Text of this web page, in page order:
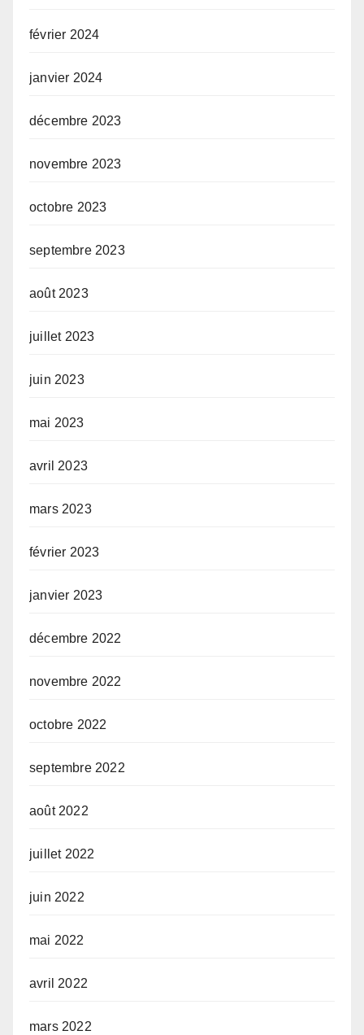
février 2024
janvier 2024
décembre 2023
novembre 2023
octobre 2023
septembre 2023
août 2023
juillet 2023
juin 2023
mai 2023
avril 2023
mars 2023
février 2023
janvier 2023
décembre 2022
novembre 2022
octobre 2022
septembre 2022
août 2022
juillet 2022
juin 2022
mai 2022
avril 2022
mars 2022